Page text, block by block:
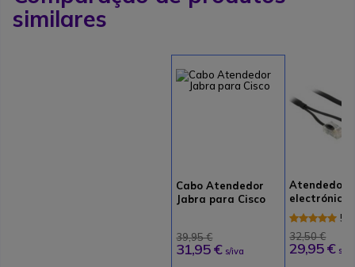
similares
Cabo Atendedor
Jabra para Cisco
39,95 €
31,95 € s/iva
Atendedor
electrónico
Netcom tel.
Tenovis
5
32,50 €
29,95 € s/